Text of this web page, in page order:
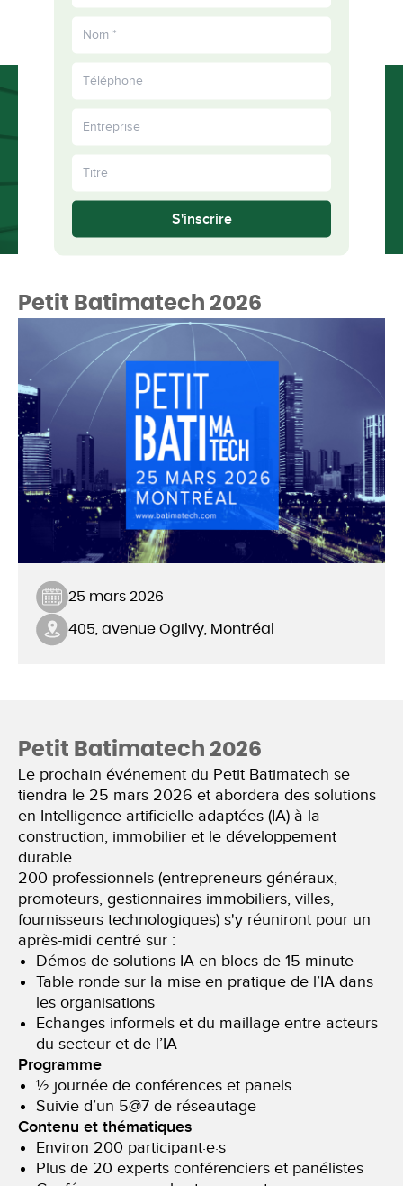
S'inscrire
Plus épanouis
ensemble
Petit Batimatech 2026
25 mars 2026
405, avenue Ogilvy, Montréal
Petit Batimatech 2026
Le prochain événement du Petit Batimatech se
tiendra le 25 mars 2026 et abordera des solutions
en Intelligence artificielle adaptées (IA) à la
construction, immobilier et le développement
durable.
200 professionnels (entrepreneurs généraux,
promoteurs, gestionnaires immobiliers, villes,
fournisseurs technologiques) s'y réuniront pour un
après-midi centré sur :
Démos de solutions IA en blocs de 15 minute
Table ronde sur la mise en pratique de l’IA dans
les organisations
Echanges informels et du maillage entre acteurs
du secteur et de l’IA
Programme
½ journée de conférences et panels
Suivie d’un 5@7 de réseautage
Contenu et thématiques
Environ 200 participant·e·s
Plus de 20 experts conférenciers et panélistes